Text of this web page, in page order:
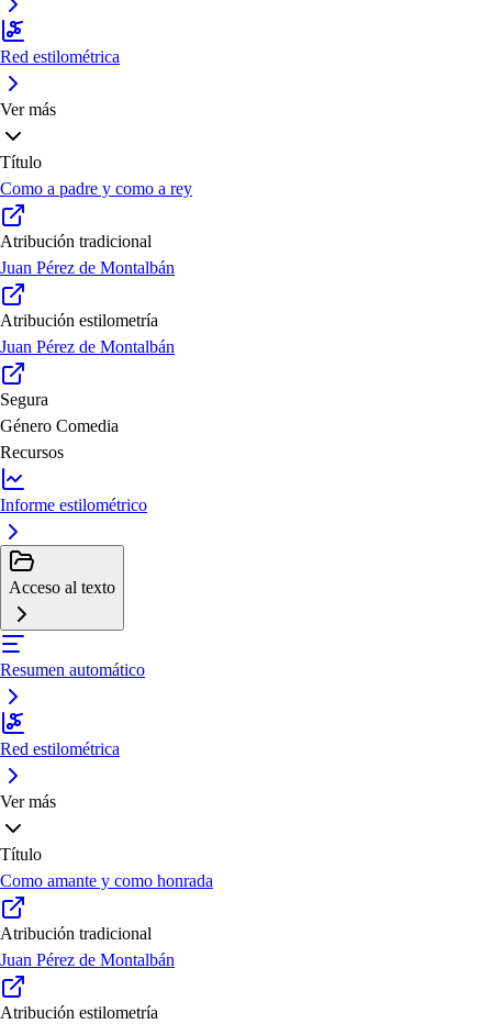
Red estilométrica
Ver más
Título
Como a padre y como a rey
Atribución tradicional
Juan Pérez de Montalbán
Atribución estilometría
Juan Pérez de Montalbán
Segura
Género Comedia
Recursos
Informe estilométrico
Acceso al texto
Resumen automático
Red estilométrica
Ver más
Título
Como amante y como honrada
Atribución tradicional
Juan Pérez de Montalbán
Atribución estilometría